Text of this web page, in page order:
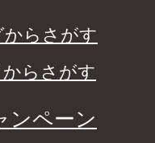
らさがす
らさがす
ンペーン